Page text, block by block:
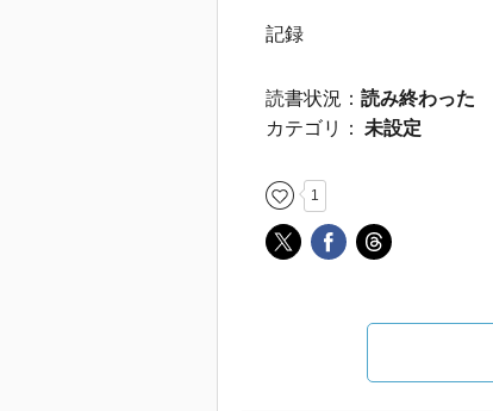
記録
読書状況： 読み終わった
カテゴリ： 未設定
1